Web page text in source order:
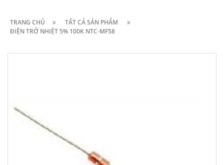
TRANG CHỦ
TẤT CẢ SẢN PHẨM
ĐIỆN TRỞ NHIỆT 5% 100K NTC-MF58